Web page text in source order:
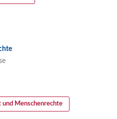
und Menschenrechte